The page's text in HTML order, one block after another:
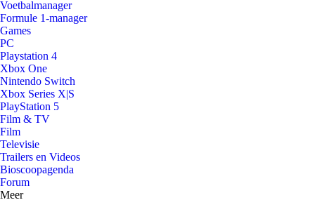
Voetbalmanager
Formule 1-manager
Games
PC
Playstation 4
Xbox One
Nintendo Switch
Xbox Series X|S
PlayStation 5
Film & TV
Film
Televisie
Trailers en Videos
Bioscoopagenda
Forum
Meer